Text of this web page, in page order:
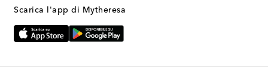
Scarica l'app di Mytheresa